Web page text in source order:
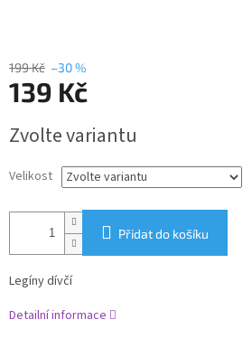
199 Kč –30 %
139 Kč
cena:
Zvolte variantu
Velikost
Přidat do košíku
Legíny dívčí
Detailní informace